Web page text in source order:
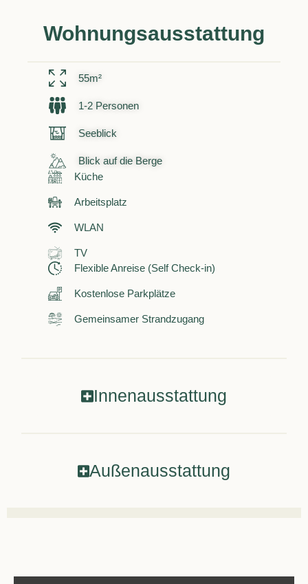
Wohnungsausstattung
55m²
1-2 Personen
Seeblick
Blick auf die Berge
Küche
Arbeitsplatz
WLAN
TV
Flexible Anreise (Self Check-in)
Kostenlose Parkplätze
Gemeinsamer Strandzugang
Innenausstattung
Außenausstattung